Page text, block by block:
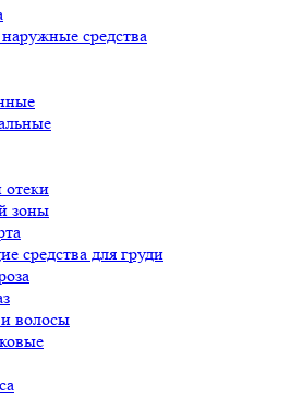
средства
отеки
зоны
средства для груди
волосы